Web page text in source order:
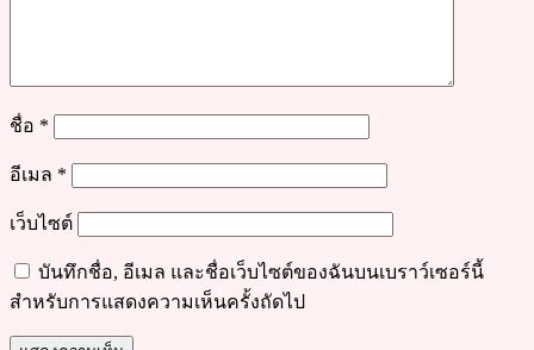
ชื่อ *
อีเมล *
เว็บไซต์
บันทึกชื่อ, อีเมล และชื่อเว็บไซต์ของฉันบนเบราว์เซอร์นี้
สำหรับการแสดงความเห็นครั้งถัดไป